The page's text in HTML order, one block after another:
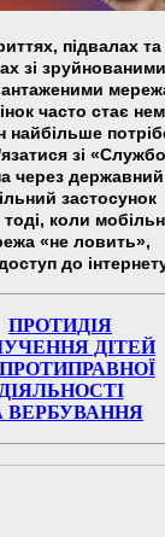
підвалах та
зі зруйнованими
часто стає
найбільше
зі
через державний
застосунок
тоді, коли
«не ловить»,
до
ПРОТИДІЯ
ДІТЕЙ
ДІЯЛЬНОСТІ
ВЕРБУВАННЯ